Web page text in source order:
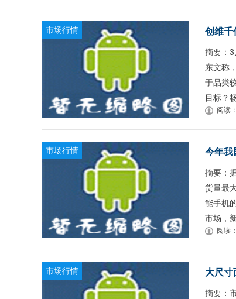
市场行情 创维千
摘要：
东文称
于品类
目标？
阅读
市场行情 今年我
摘要：
货量最
能手机
市场，
阅读
市场行情 大尺寸
摘要：